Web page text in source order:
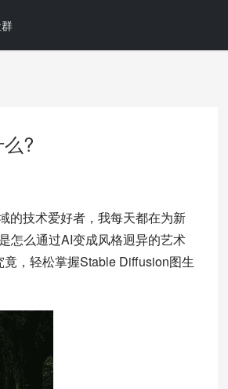
?
的技术爱好者，我每天都在为新
怎么通过AI变成风格迥异的艺术
，轻松掌握Stable Diffusion图生